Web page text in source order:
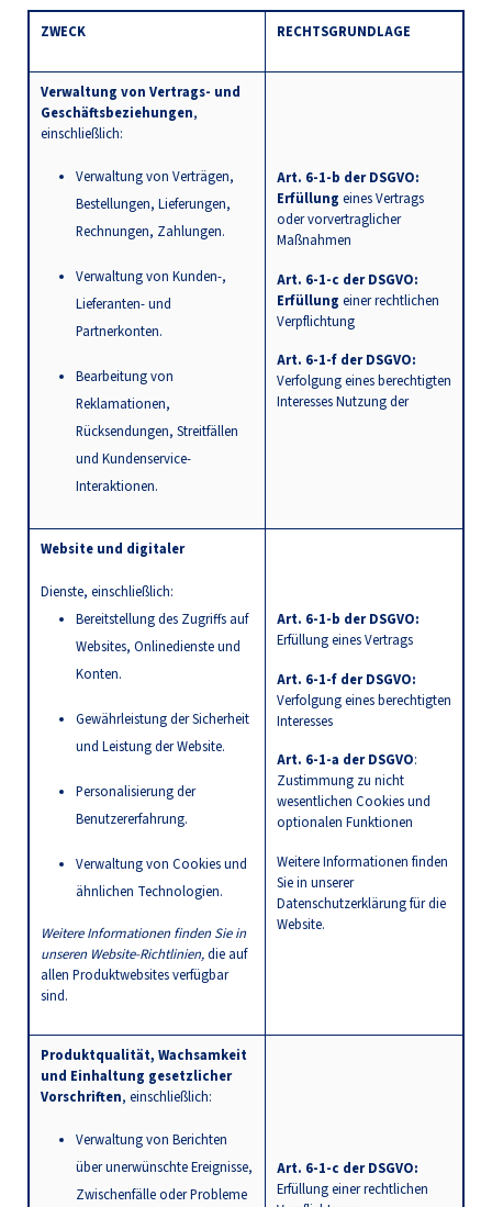
ZWECK RECHTSGRUNDLAGE
Verwaltung von Vertrags- und
Geschäftsbeziehungen,
einschließlich:
Verwaltung von Verträgen,
Bestellungen, Lieferungen,
Rechnungen, Zahlungen.
Verwaltung von Kunden-,
Lieferanten- und
Partnerkonten.
Bearbeitung von
Reklamationen,
Rücksendungen, Streitfällen
und Kundenservice-
Interaktionen.
Art. 6-1-b der DSGVO:
Erfüllung eines Vertrags
oder vorvertraglicher
Maßnahmen
Art. 6-1-c der DSGVO:
Erfüllung einer rechtlichen
Verpflichtung
Art. 6-1-f der DSGVO:
Verfolgung eines berechtigten
Interesses Nutzung der
Website und digitaler
Dienste, einschließlich:
Bereitstellung des Zugriffs auf
Websites, Onlinedienste und
Konten.
Gewährleistung der Sicherheit
und Leistung der Website.
Personalisierung der
Benutzererfahrung.
Verwaltung von Cookies und
ähnlichen Technologien.
Weitere Informationen finden Sie in
unseren Website-Richtlinien,die auf
allen Produktwebsites verfügbar
sind.
Art. 6-1-b der DSGVO:
Erfüllung eines Vertrags
Art. 6-1-f der DSGVO:
Verfolgung eines berechtigten
Interesses
Art. 6-1-a der DSGVO:
Zustimmung zu nicht
wesentlichen Cookies und
optionalen Funktionen
Weitere Informationen finden
Sie in unserer
Datenschutzerklärung für die
Website.
Produktqualität, Wachsamkeit
und Einhaltung gesetzlicher
Vorschriften, einschließlich:
Verwaltung von Berichten
über unerwünschte Ereignisse,
Zwischenfälle oder Probleme
Art. 6-1-c der DSGVO:
Erfüllung einer rechtlichen